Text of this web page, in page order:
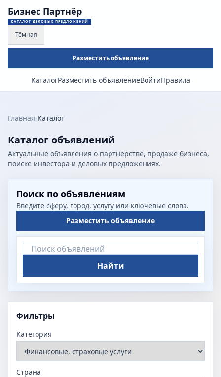
Бизнес Партнёр
КАТАЛОГ ДЕЛОВЫХ ПРЕДЛОЖЕНИЙ
Тёмная
Разместить объявление
КаталогРазместить объявлениеВойтиПравила
Главная/Каталог
Каталог объявлений
Актуальные объявления о партнёрстве, продаже бизнеса,
поиске инвестора и деловых предложениях.
Поиск по объявлениям
Введите сферу, город, услугу или ключевые слова.
Разместить объявление
Найти
Фильтры
Категория
Страна